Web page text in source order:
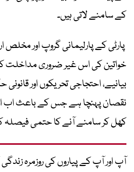
کے سامنے لاتی ہیں۔
پارٹی کے پارلیمانی گروپ اور مخلص
خواتین کی اس غیر ضروری مداخلت
بیانیے، احتجاجی تحریکوں اور
نقصان پہنچا ہے جس کے باعث اب
کھل کر سامنے آنے کا حتمی فیصلہ
آپ اور آپ کے پیاروں کی روزمرہ